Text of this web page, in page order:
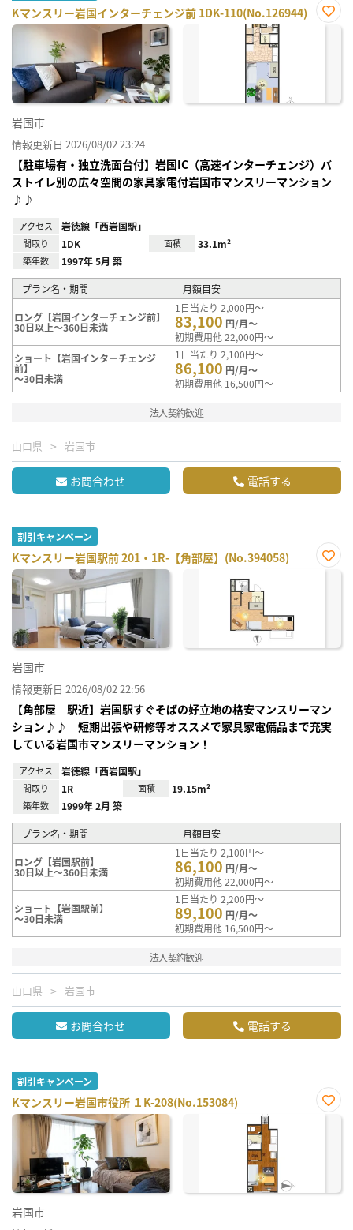
Kマンスリー岩国インターチェンジ前 1DK-110(No.126944)
お気
岩国市
情報更新日 2026/08/02 23:24
【駐車場有・独立洗面台付】岩国IC（高速インターチェンジ）バ
ストイレ別の広々空間の家具家電付岩国市マンスリーマンション
♪♪
アクセス 岩徳線「西岩国駅」
間取り 1DK 面積 33.1m²
築年数 1997年 5月 築
プラン名・期間 月額目安
ロング【岩国インターチェンジ前】
30日以上～360日未満
1日当たり 2,000円～
83,100 円/月～
初期費用他 22,000円～
ショート【岩国インターチェンジ
前】
～30日未満
1日当たり 2,100円～
86,100 円/月～
初期費用他 16,500円～
法人契約歓迎
山口県 岩国市
お問合わせ 電話する
割引キャンペーン
Kマンスリー岩国駅前 201・1R-【角部屋】(No.394058)
お気
岩国市
情報更新日 2026/08/02 22:56
【角部屋 駅近】岩国駅すぐそばの好立地の格安マンスリーマン
ション♪♪ 短期出張や研修等オススメで家具家電備品まで充実
している岩国市マンスリーマンション！
アクセス 岩徳線「西岩国駅」
間取り 1R 面積 19.15m²
築年数 1999年 2月 築
プラン名・期間 月額目安
ロング【岩国駅前】
30日以上～360日未満
1日当たり 2,100円～
86,100 円/月～
初期費用他 22,000円～
ショート【岩国駅前】
～30日未満
1日当たり 2,200円～
89,100 円/月～
初期費用他 16,500円～
法人契約歓迎
山口県 岩国市
お問合わせ 電話する
割引キャンペーン
Kマンスリー岩国市役所 １K-208(No.153084)
お気
岩国市